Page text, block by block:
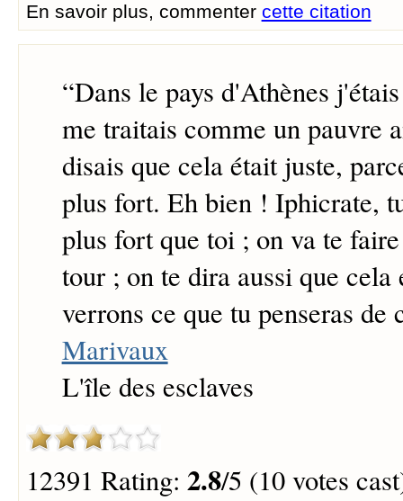
En savoir plus, commenter cette citation
“Dans le pays d'Athènes
me traitais comme un pauvre
disais que cela était juste,
plus fort. Eh bien ! Iphicrate,
plus fort que toi ; on va te
tour ; on te dira aussi que cela
verrons ce que tu penseras de
Marivaux
L'île des esclaves
12391 Rating: 2.8/5 (10 votes